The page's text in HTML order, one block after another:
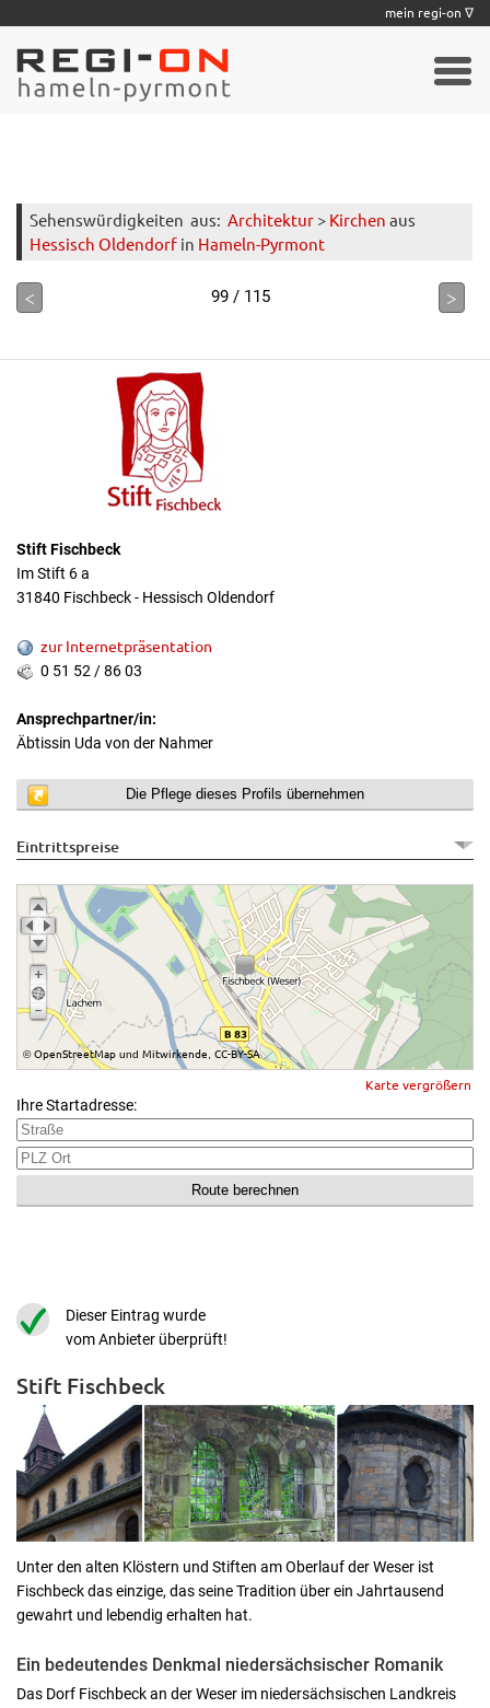
Sehenswürdigkeiten aus: Architektur > Kirchen aus
Hessisch Oldendorf in Hameln-Pyrmont
< 99 / 115 >
Stift Fischbeck
Im Stift 6 a
31840 Fischbeck - Hessisch Oldendorf
zur Internetpräsentation
0 51 52 / 86 03
Ansprechpartner/in:
Äbtissin Uda von der Nahmer
Die Pflege dieses Profils übernehmen
Eintrittspreise
©OpenStreetMap und Mitwirkende CC-BY-SA
Karte vergrößern
Ihre Startadresse:
Dieser Eintrag wurde
vom Anbieter überprüft!
Stift Fischbeck
Unter den alten Klöstern und Stiften am Oberlauf der Weser ist
Fischbeck das einzige, das seine Tradition über ein Jahrtausend
gewahrt und lebendig erhalten hat.
Ein bedeutendes Denkmal niedersächsischer Romanik
Das Dorf Fischbeck an der Weser im niedersächsischen Landkreis
mein regi-on ∇